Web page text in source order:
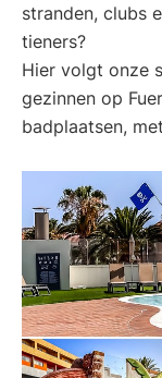
stranden, clubs
tieners?
Hier volgt onze
gezinnen op
badplaatsen,